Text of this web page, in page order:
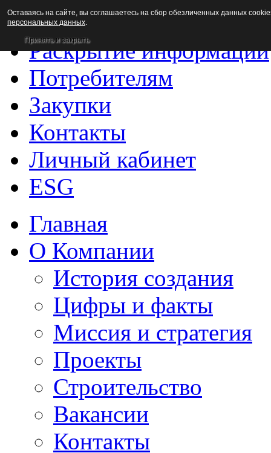
Новости
Раскрытие информации
Потребителям
Закупки
Контакты
Личный кабинет
ESG
Главная
О Компании
История создания
Цифры и факты
Миссия и стратегия
Проекты
Строительство
Вакансии
Контакты
Оставаясь на сайте, вы соглашаетесь на сбор обезличенных данных
персональных данных.
Принять и закрыть